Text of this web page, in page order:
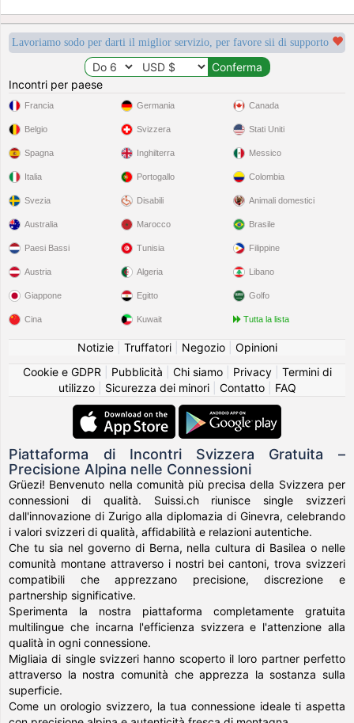
Lavoriamo sodo per darti il miglior servizio, per favore sii di supporto
Incontri per paese
Francia
Belgio
Spagna
Italia
Svezia
Germania
Svizzera
Inghilterra
Portogallo
Disabili
Canada
Stati Uniti
Messico
Colombia
Animali domestici
Australia
Paesi Bassi
Austria
Giappone
Cina
Marocco
Tunisia
Algeria
Egitto
Kuwait
Brasile
Filippine
Libano
Golfo
Tutta la lista
Notizie| Truffatori| Negozio| Opinioni
Cookie e GDPR
Pubblicità Chi siamo| Privacy| Termini di
utilizzo| Sicurezza dei minori| Contatto| FAQ
Piattaforma di Incontri Svizzera Gratuita –
Precisione Alpina nelle Connessioni
Grüezi! Benvenuto nella comunità più precisa della Svizzera per
connessioni di qualità. Suissi.ch riunisce single svizzeri
dall'innovazione di Zurigo alla diplomazia di Ginevra, celebrando
i valori svizzeri di qualità, affidabilità e relazioni autentiche.
Che tu sia nel governo di Berna, nella cultura di Basilea o nelle
comunità montane attraverso i nostri bei cantoni, trova svizzeri
compatibili che apprezzano precisione, discrezione e
partnership significative.
Sperimenta la nostra piattaforma completamente gratuita
multilingue che incarna l'efficienza svizzera e l'attenzione alla
qualità in ogni connessione.
Migliaia di single svizzeri hanno scoperto il loro partner perfetto
attraverso la nostra comunità che apprezza la sostanza sulla
superficie.
Come un orologio svizzero, la tua connessione ideale ti aspetta